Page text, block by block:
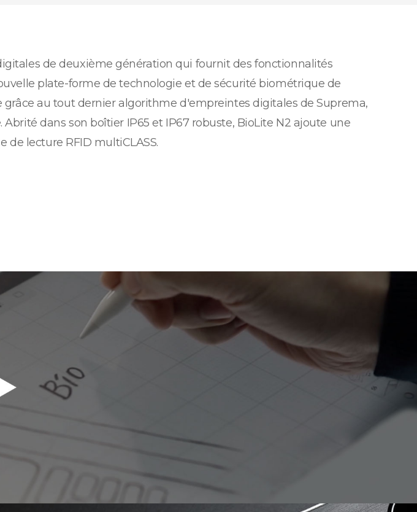
de deuxième génération qui fournit des fonctionnalités
plate-forme de technologie et de sécurité biométrique de
au tout dernier algorithme d'empreintes digitales de Suprema,
dans son boîtier IP65 et IP67 robuste, BioLite N2 ajoute une
lecture RFID multiCLASS.